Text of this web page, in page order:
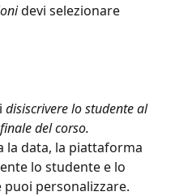
devi selezionare
disiscrivere lo studente al
del corso.
la data, la piattaforma
lo studente e lo
puoi personalizzare.